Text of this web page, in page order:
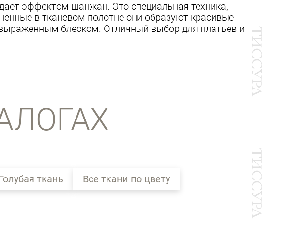
эффектом шанжан. Это специальная техника,
в тканевом полотне они образуют красивые
блеском. Отличный выбор для платьев и
ткань
Все ткани по цвету